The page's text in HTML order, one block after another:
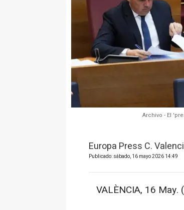
Archivo - El
Europa Press C.
Publicado: sábado, 16 mayo 2026 14:49
VALÈNCIA, 16 May.